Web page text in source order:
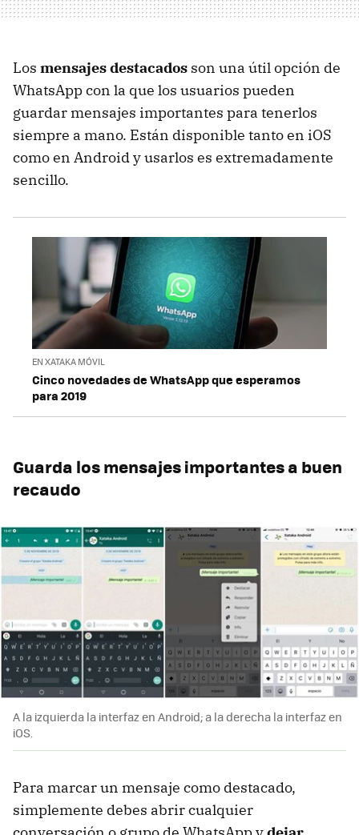
Los mensajes destacados son una útil opción de
WhatsApp con la que los usuarios pueden
guardar mensajes importantes para tenerlos
siempre a mano. Están disponible tanto en iOS
como en Android y usarlos es extremadamente
sencillo.
EN XATAKA MÓVIL
Cinco novedades de WhatsApp que esperamos
para 2019
Guarda los mensajes importantes a buen
recaudo
A la izquierda la interfaz en Android; a la derecha la interfaz en
iOS.
Para marcar un mensaje como destacado,
simplemente debes abrir cualquier